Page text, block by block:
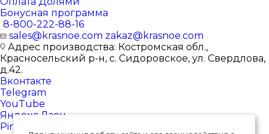
Бонусная программа
8-800-222-88-16
sales@krasnoe.com zakaz@krasnoe.com
Адрес производства: Костромская обл.,
Красносельский р-н, с. Сидоровское, ул. Свердлова,
д.42.
Вконтакте
Telegram
YouTube
Яндекс.Дзен
Pinterest